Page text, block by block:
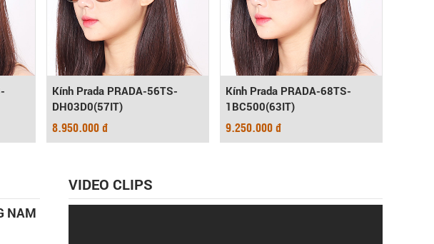
Kính Prada PRADA-56TS-
DH03D0(57IT)
8.950.000 đ
Kính Prada PRADA-68TS-
1BC500(63IT)
9.250.000 đ
NAM
VIDEO CLIPS